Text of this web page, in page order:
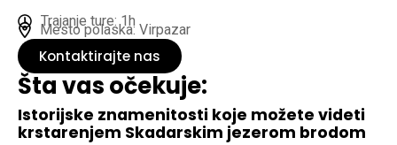
Trajanje ture: 1h
Mesto polaska: Virpazar
Kontaktirajte nas
Šta vas očekuje:
Istorijske znamenitosti koje možete videti
krstarenjem Skadarskim jezerom brodom